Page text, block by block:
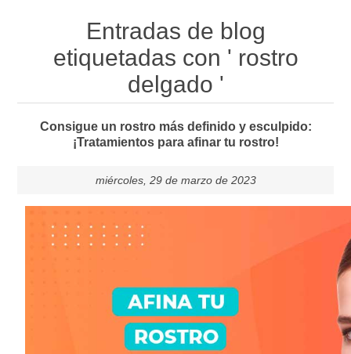
Entradas de blog
etiquetadas con ' rostro
delgado '
Consigue un rostro más definido y esculpido:
¡Tratamientos para afinar tu rostro!
miércoles, 29 de marzo de 2023